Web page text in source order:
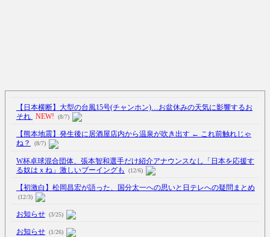
【日本横断】大型の台風15号(チャンホン)…お盆休みの天気に影響するお
それ NEW! (8/7)
【熊本地震】発生後に居酒屋店内から温泉が吹き出す ← これ前触れじゃ
ね？
(8/7)
W杯卓球混合団体、張本智和選手だけ紹介アナウンスなし「日本を応援す
る奴はｘね」激しいブーイングも
(12/6)
【初激白】松岡昌宏が語った、国分太一への思いと日テレへの疑問まとめ
(12/3)
お知らせ (3/25)
お知らせ (1/26)